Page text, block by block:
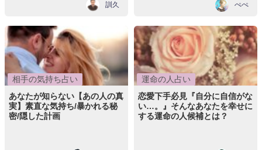
訓久 ぺぺ
相手の気持ち占い
あなたが知らない【あの人の真
実】素直な気持ち/暴かれる秘
密/隠した計画
運命の人占い
恋愛下手必見『自分に自信がな
い…。』そんなあなたを幸せに
する運命の人候補とは？